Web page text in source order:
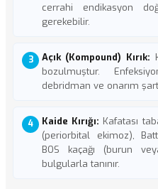
cerrahi endikasyon
gerekebilir.
Açık (Kompound) Kırık:
bozulmuştur.
debridman ve onarım
Kaide Kırığı: Kafatası
(periorbital ekimoz),
BOS kaçağı (burun
bulgularla tanınır.